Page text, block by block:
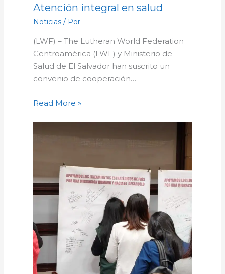
Atención integral en salud
Noticias/ Por
(LWF) – The Lutheran World Federation
Centroamérica (LWF) y Ministerio de
Salud de El Salvador han suscrito un
convenio de cooperación…
Read More »